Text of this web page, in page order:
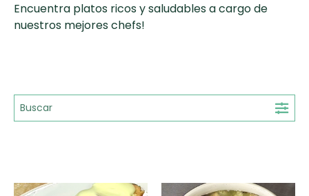
Aguachile de
Camarón de
Hot Pancakes
Cupcakes y
Muffins
Chefs
Novedades
Encuentra platos ricos y saludables a cargo de
nuestros mejores chefs!
15' 25' 35' +35'